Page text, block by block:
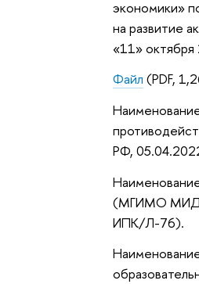
экономики»
на развитие
«11»
Файл (PDF,
РФ,
(МГИМО МИД
ИПК/Л-76).